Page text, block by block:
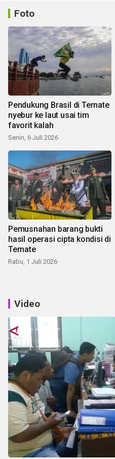
Foto
Pendukung Brasil di Ternate
nyebur ke laut usai tim
favorit kalah
Senin, 6 Juli 2026
Pemusnahan barang bukti
hasil operasi cipta kondisi di
Ternate
Rabu, 1 Juli 2026
Video